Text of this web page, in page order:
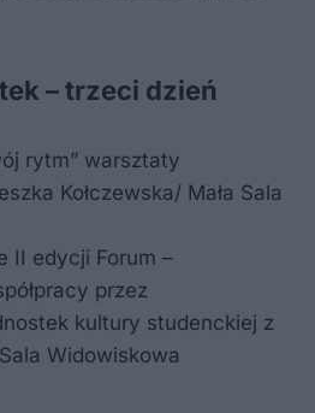
– trzeci dzień
rytm” warsztaty
Kołczewska/ Mała Sala
II edycji Forum –
przez
kultury studenckiej z
Widowiskowa